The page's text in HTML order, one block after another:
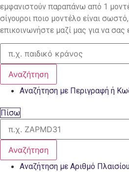
εμφανιστούν παραπάνω από 1
σίγουροι ποιο μοντέλο είναι
επικοινωνήστε μαζί μας για να σας
Αναζήτηση
Αναζήτηση με Περιγραφή ή
Πίσω
Αναζήτηση
Αναζήτηση με Αριθμό Πλαισίου